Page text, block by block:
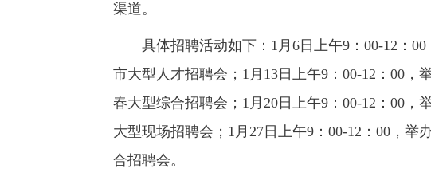
渠道。
具体招聘活动如下：1月6日上午9：00-12：00
市大型人才招聘会；1月13日上午9：00-12：00，
春大型综合招聘会；1月20日上午9：00-12：00，
大型现场招聘会；1月27日上午9：00-12：00，举
合招聘会。